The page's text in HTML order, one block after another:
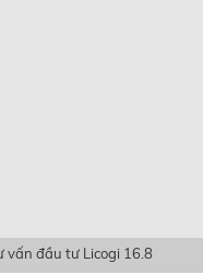
vấn đầu tư Licogi 16.8